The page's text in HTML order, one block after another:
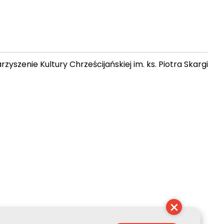
Kultury Chrześcijańskiej im. ks. Piotra Skargi
×